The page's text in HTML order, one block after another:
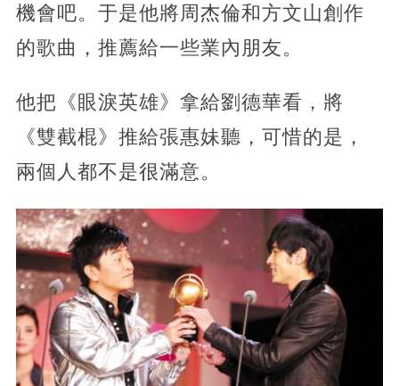
機會吧。于是他將周杰倫和方文山創作
的歌曲，推薦給一些業內朋友。
他把《眼淚英雄》拿給劉德華看，將
《雙截棍》推給張惠妹聽，可惜的是，
兩個人都不是很滿意。